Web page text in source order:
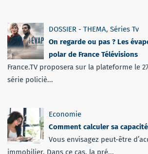
DOSSIER - THEMA, Séries Tv
On regarde ou pas ? Les
polar de France Télévisions
France.TV proposera sur la plateforme le
série policiè...
Economie
Comment calculer sa
Vous envisagez peut-être
immobilier. Dans ce cas, la pré...